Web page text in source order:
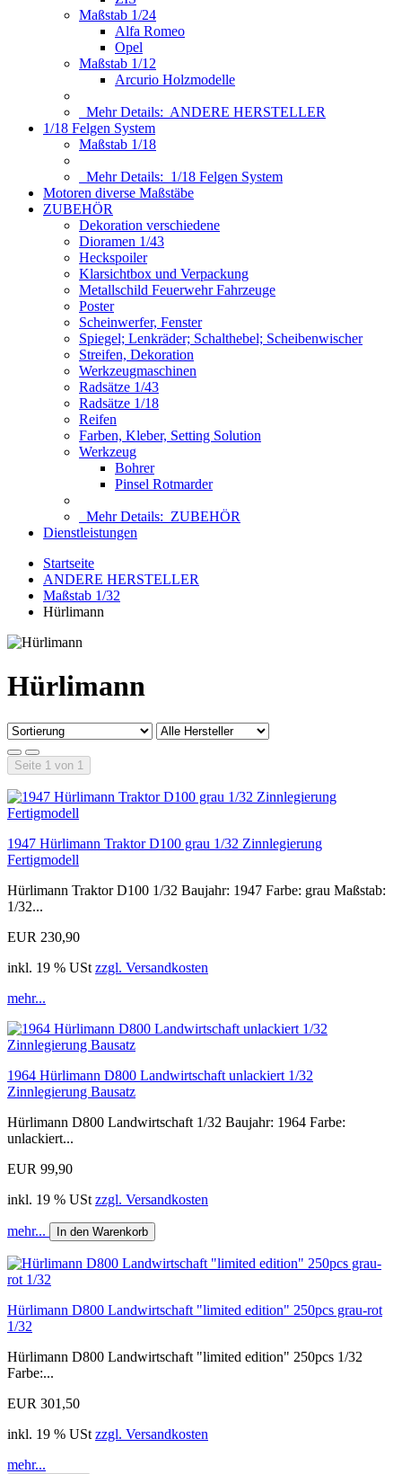
Maßstab 1/24
Alfa Romeo
Opel
Maßstab 1/12
Arcurio Holzmodelle
Mehr Details: ANDERE HERSTELLER
1/18 Felgen System
Maßstab 1/18
Mehr Details: 1/18 Felgen System
Motoren diverse Maßstäbe
ZUBEHÖR
Dekoration verschiedene
Dioramen 1/43
Heckspoiler
Klarsichtbox und Verpackung
Metallschild Feuerwehr Fahrzeuge
Poster
Scheinwerfer, Fenster
Spiegel; Lenkräder; Schalthebel; Scheibenwischer
Streifen, Dekoration
Werkzeugmaschinen
Radsätze 1/43
Radsätze 1/18
Reifen
Farben, Kleber, Setting Solution
Werkzeug
Bohrer
Pinsel Rotmarder
Mehr Details: ZUBEHÖR
Dienstleistungen
Startseite
ANDERE HERSTELLER
Maßstab 1/32
Hürlimann
Hürlimann
Seite 1 von 1
1947 Hürlimann Traktor D100 grau 1/32 Zinnlegierung
Fertigmodell
Hürlimann Traktor D100 1/32 Baujahr: 1947 Farbe: grau Maßstab:
1/32...
EUR 230,90
inkl. 19 % USt zzgl. Versandkosten
mehr...
1964 Hürlimann D800 Landwirtschaft unlackiert 1/32
Zinnlegierung Bausatz
Hürlimann D800 Landwirtschaft 1/32 Baujahr: 1964 Farbe:
unlackiert...
EUR 99,90
inkl. 19 % USt zzgl. Versandkosten
mehr... In den Warenkorb
Hürlimann D800 Landwirtschaft "limited edition" 250pcs grau-rot
1/32
Hürlimann D800 Landwirtschaft "limited edition" 250pcs 1/32
Farbe:...
EUR 301,50
inkl. 19 % USt zzgl. Versandkosten
mehr...